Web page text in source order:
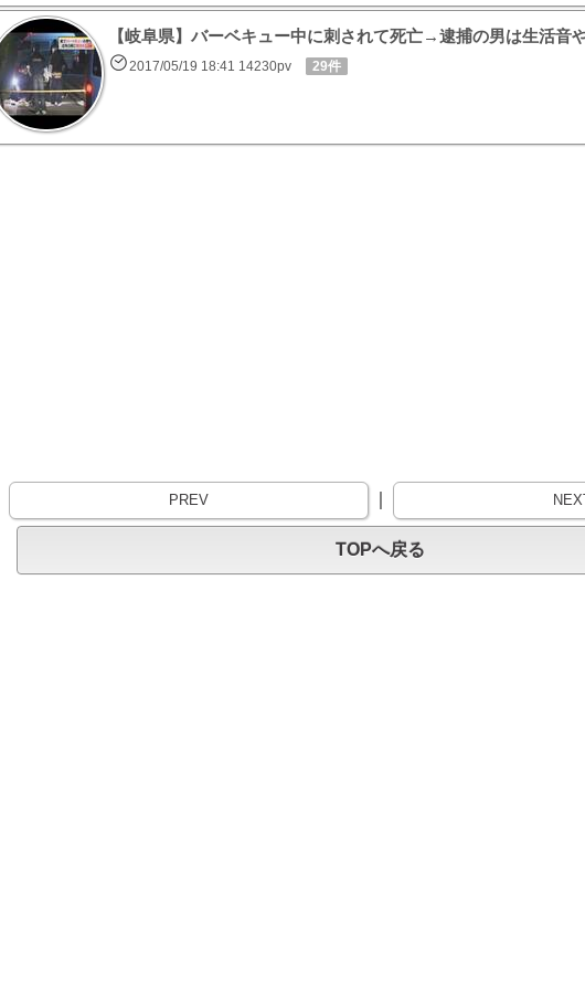
【岐阜県】バーベキュー中に刺されて死亡→逮捕の男は生活音
2017/05/19 18:41 14230pv 29件
PREV
TOPへ戻る